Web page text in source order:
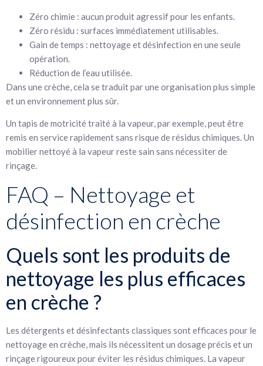
Zéro chimie : aucun produit agressif pour les enfants.
Zéro résidu : surfaces immédiatement utilisables.
Gain de temps : nettoyage et désinfection en une seule
opération.
Réduction de l’eau utilisée.
Dans une crèche, cela se traduit par une organisation plus simple
et un environnement plus sûr.
Un tapis de motricité traité à la vapeur, par exemple, peut être
remis en service rapidement sans risque de résidus chimiques. Un
mobilier nettoyé à la vapeur reste sain sans nécessiter de
rinçage.
FAQ – Nettoyage et
désinfection en crèche
Quels sont les produits de
nettoyage les plus efficaces
en crèche ?
Les détergents et désinfectants classiques sont efficaces pour le
nettoyage en crèche, mais ils nécessitent un dosage précis et un
rinçage rigoureux pour éviter les résidus chimiques. La vapeur